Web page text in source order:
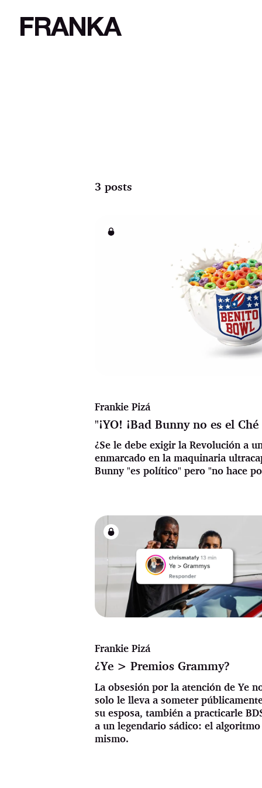
FRANKA
3 posts
Frankie Pizá
"¡YO! ¡Bad Bunny no es el
¿Se le debe exigir la Revolución a
enmarcado en la maquinaria
Bunny "es político" pero "no hace
Frankie Pizá
¿Ye > Premios Grammy?
La obsesión por la atención de Ye
solo le lleva a someter
su esposa, también a practicarle
a un legendario sádico: el algoritmo
mismo.